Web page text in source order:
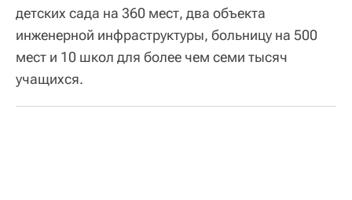
детских сада на 360 мест, два объекта
инженерной инфраструктуры, больницу на 500
мест и 10 школ для более чем семи тысяч
учащихся.